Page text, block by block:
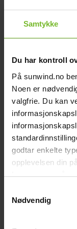
Samtykke
Du har kontroll
På sunwind.no
Noen er
valgfrie. Du kan
godtar enkelte
opplevelsen din
Les mer om vår
Nødvendig
Ny gasolspis?
Artikel Kök
Gasolspis i